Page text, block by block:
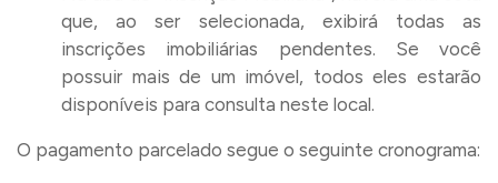
que, ao ser selecionada, exibirá todas as
inscrições imobiliárias pendentes. Se você
possuir mais de um imóvel, todos eles estarão
disponíveis para consulta neste local.
O pagamento parcelado segue o seguinte cronograma: